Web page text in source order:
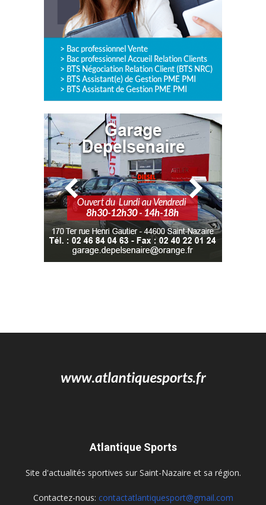
Atlantique Sports
Site d'actualités sportives sur Saint-Nazaire et sa région.
Contactez-nous: contactatlantiquesport@gmail.com